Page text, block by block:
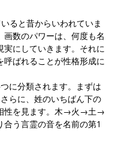
ると昔からいわれていま
画数のパワーは、何度も名
にしていきます。それに
ばれることが性格形成に
に分類されます。まずは
らに、姓のいちばん下の
性を見ます。木→火→土→
う言霊の音を名前の第1